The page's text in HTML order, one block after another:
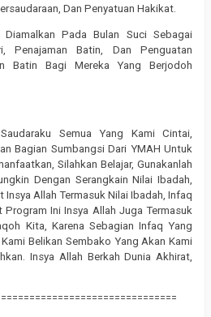
Dan Penyatuan Hakikat.
Pada Bulan Suci Sebagai
Penajaman Batin, Dan Penguatan
Batin Bagi Mereka Yang Berjodoh
Semua Yang Kami Cintai,
Bagian Sumbangsi Dari YMAH Untuk
Silahkan Belajar, Gunakanlah
Dengan Serangkain Nilai Ibadah,
Insya Allah Termasuk Nilai Ibadah, Infaq
Ini Insya Allah Juga Termasuk
Kita, Karena Sebagian Infaq Yang
Belikan Sembako Yang Akan Kami
Insya Allah Berkah Dunia Akhirat,